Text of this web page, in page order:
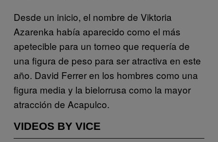
Desde un inicio, el nombre de Viktoria
Azarenka había aparecido como el más
apetecible para un torneo que requería de
una figura de peso para ser atractiva en este
año. David Ferrer en los hombres como una
figura media y la bielorrusa como la mayor
atracción de Acapulco.
VIDEOS BY VICE